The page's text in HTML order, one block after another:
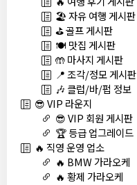
🏖️ 자유 여행 게시판
⛳ 골프 게시판
🍽️ 맛집 게시판
🤲 마사지 게시판
📍 조각/정모 게시판
🎶 클럽/바/펍 정보
😎 VIP 라운지
😎 VIP 회원 게시판
🏆 등급 업그레이드
🔥 직영 운영 업소
🔥 BMW 가라오케
🔥 황제 가라오케